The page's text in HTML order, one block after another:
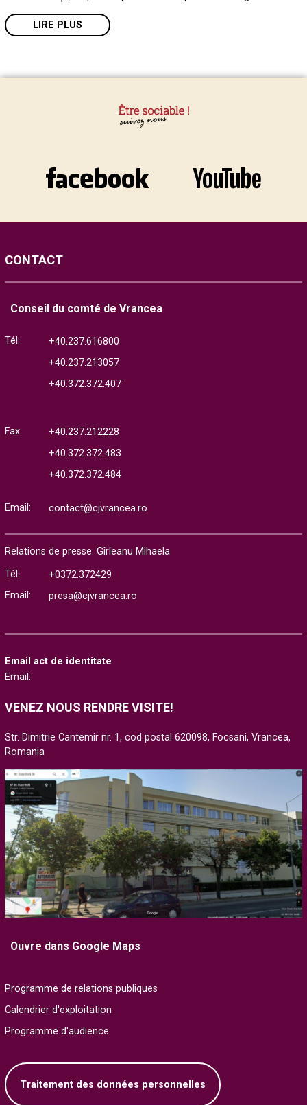
LIRE PLUS
CONTACT
Conseil du comté de Vrancea
Tél:
+40.237.616800
+40.237.213057
+40.372.372.407
Fax:
+40.237.212228
+40.372.372.483
+40.372.372.484
Email: contact@cjvrancea.ro
Relations de presse: Gîrleanu Mihaela
Tél:
+0372.372429
Email:
presa@cjvrancea.ro
Email act de identitate
Email:
VENEZ NOUS RENDRE VISITE!
Str. Dimitrie Cantemir nr. 1, cod postal 620098, Focsani, Vrancea,
Romania
Ouvre dans Google Maps
Programme de relations publiques
Calendrier d'exploitation
Programme d'audience
Traitement des données personnelles